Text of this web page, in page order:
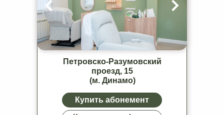
Петровско-Разумовский
проезд, 15
(м. Динамо)
Купить абонемент